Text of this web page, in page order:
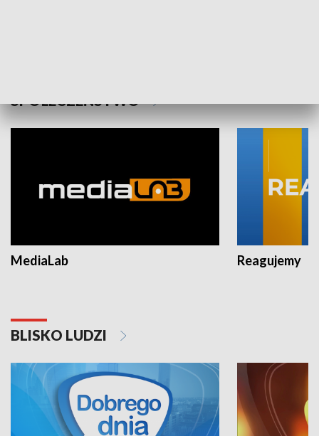
SPOŁECZEŃSTWO
MediaLab Reagujemy
BLISKO LUDZI